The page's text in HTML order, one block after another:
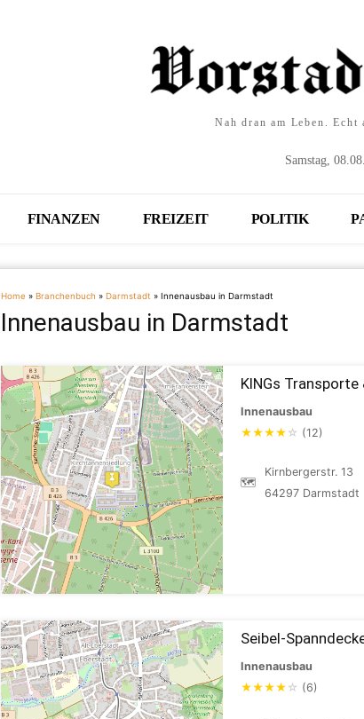
Nah dran am Leben. Echt
Samstag,
FINANZEN FREIZEIT POLITIK
Home » Branchenbuch » Darmstadt » Innenausbau in Darmstadt
Innenausbau in Darmstadt
KINGs Transporte
Innenausbau
★★★★ ☆ (12)
🗺
Kirnbergerstr. 13
64297 Darmstadt
Seibel-
Innenausbau
★★★★ ☆ (6)